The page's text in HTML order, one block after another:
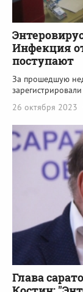
Инфекция
поступают
За прошедшую
26 октября 2023
Глава